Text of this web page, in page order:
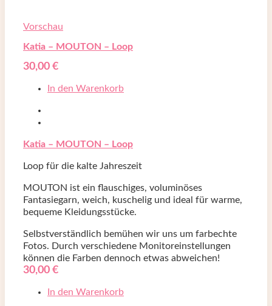
Vorschau
Katia – MOUTON – Loop
30,00 €
In den Warenkorb
Katia – MOUTON – Loop
Loop für die kalte Jahreszeit
MOUTON ist ein flauschiges, voluminöses
Fantasiegarn, weich, kuschelig und ideal für warme,
bequeme Kleidungsstücke.
Selbstverständlich bemühen wir uns um farbechte
Fotos. Durch verschiedene Monitoreinstellungen
können die Farben dennoch etwas abweichen!
30,00 €
In den Warenkorb